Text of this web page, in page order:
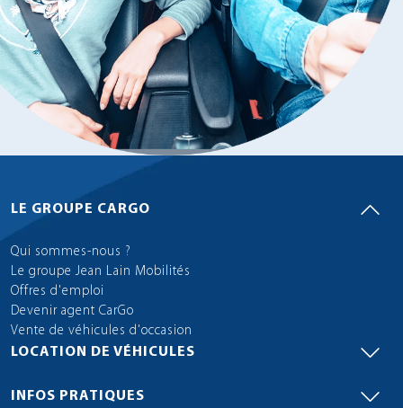
LE GROUPE CARGO
Qui sommes-nous ?
Le groupe Jean Lain Mobilités
Offres d'emploi
Devenir agent CarGo
Vente de véhicules d'occasion
LOCATION DE VÉHICULES
INFOS PRATIQUES